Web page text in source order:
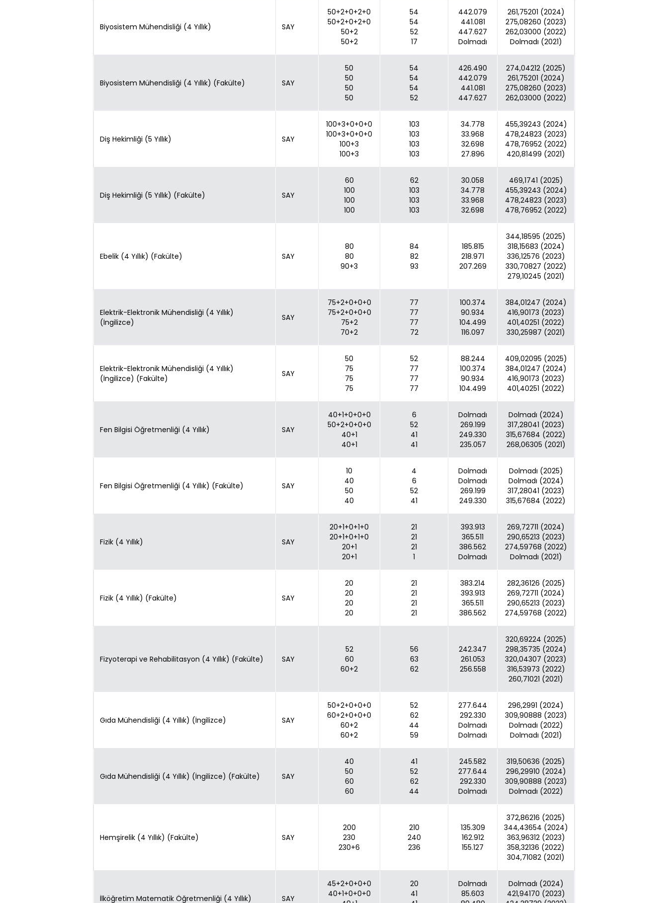
Biyosistem Mühendisliği (4 Yıllık) SAY
50+2+0+2+0
50+2+0+2+0
50+2
50+2
54
54
52
17
442.079
441.081
447.627
Dolmadı
261,75201 (2024)
275,08260 (2023)
262,03000 (2022)
Dolmadı (2021)
Biyosistem Mühendisliği (4 Yıllık) (Fakülte) SAY
50
50
50
50
54
54
54
52
426.490
442.079
441.081
447.627
274,04212 (2025)
261,75201 (2024)
275,08260 (2023)
262,03000 (2022)
Diş Hekimliği (5 Yıllık) SAY
100+3+0+0+0
100+3+0+0+0
100+3
100+3
103
103
103
103
34.778
33.968
32.698
27.896
455,39243 (2024)
478,24823 (2023)
478,76952 (2022)
420,81499 (2021)
Diş Hekimliği (5 Yıllık) (Fakülte) SAY
60
100
100
100
62
103
103
103
30.058
34.778
33.968
32.698
469,1741 (2025)
455,39243 (2024)
478,24823 (2023)
478,76952 (2022)
Ebelik (4 Yıllık) (Fakülte) SAY
80
80
90+3
84
82
93
185.815
218.971
207.269
344,18595 (2025)
318,15683 (2024)
336,12576 (2023)
330,70827 (2022)
279,10245 (2021)
Elektrik-Elektronik Mühendisliği (4 Yıllık)
(İngilizce)
SAY
75+2+0+0+0
75+2+0+0+0
75+2
70+2
77
77
77
72
100.374
90.934
104.499
116.097
384,01247 (2024)
416,90173 (2023)
401,40251 (2022)
330,25987 (2021)
Elektrik-Elektronik Mühendisliği (4 Yıllık)
(İngilizce) (Fakülte)
SAY
50
75
75
75
52
77
77
77
88.244
100.374
90.934
104.499
409,02095 (2025)
384,01247 (2024)
416,90173 (2023)
401,40251 (2022)
Fen Bilgisi Öğretmenliği (4 Yıllık) SAY
40+1+0+0+0
50+2+0+0+0
40+1
40+1
6
52
41
41
Dolmadı
269.199
249.330
235.057
Dolmadı (2024)
317,28041 (2023)
315,67684 (2022)
268,06305 (2021)
Fen Bilgisi Öğretmenliği (4 Yıllık) (Fakülte) SAY
10
40
50
40
4
6
52
41
Dolmadı
Dolmadı
269.199
249.330
Dolmadı (2025)
Dolmadı (2024)
317,28041 (2023)
315,67684 (2022)
Fizik (4 Yıllık) SAY
20+1+0+1+0
20+1+0+1+0
20+1
20+1
21
21
21
1
393.913
365.511
386.562
Dolmadı
269,72711 (2024)
290,65213 (2023)
274,59768 (2022)
Dolmadı (2021)
Fizik (4 Yıllık) (Fakülte) SAY
20
20
20
20
21
21
21
21
383.214
393.913
365.511
386.562
282,36126 (2025)
269,72711 (2024)
290,65213 (2023)
274,59768 (2022)
Fizyoterapi ve Rehabilitasyon (4 Yıllık) (Fakülte) SAY
52
60
60+2
56
63
62
242.347
261.053
256.558
320,69224 (2025)
298,35735 (2024)
320,04307 (2023)
316,53973 (2022)
260,71021 (2021)
Gıda Mühendisliği (4 Yıllık) (İngilizce) SAY
50+2+0+0+0
60+2+0+0+0
60+2
60+2
52
62
44
59
277.644
292.330
Dolmadı
Dolmadı
296,2991 (2024)
309,90888 (2023)
Dolmadı (2022)
Dolmadı (2021)
Gıda Mühendisliği (4 Yıllık) (İngilizce) (Fakülte) SAY
40
50
60
60
41
52
62
44
245.582
277.644
292.330
Dolmadı
319,50636 (2025)
296,29910 (2024)
309,90888 (2023)
Dolmadı (2022)
Hemşirelik (4 Yıllık) (Fakülte) SAY
200
230
230+6
210
240
236
135.309
162.912
155.127
372,86216 (2025)
344,43654 (2024)
363,96312 (2023)
358,32136 (2022)
304,71082 (2021)
İlköğretim Matematik Öğretmenliği (4 Yıllık) SAY
45+2+0+0+0
40+1+0+0+0
20
41
Dolmadı
85.603
Dolmadı (2024)
421,94170 (2023)